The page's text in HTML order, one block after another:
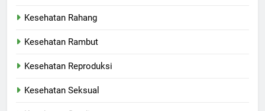
Kesehatan Rahang
Kesehatan Rambut
Kesehatan Reproduksi
Kesehatan Seksual